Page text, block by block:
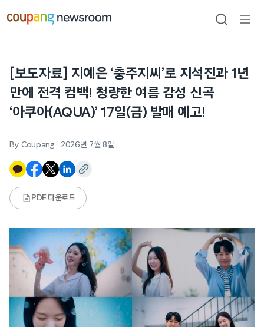
건너뛰기
검색
[보도자료] 지예은 ‘충주지씨’로 지석진과 1년
만에 전격 컴백! 청량한 여름 감성 신곡
‘아쿠아(AQUA)’ 17일(금) 발매 예고!
By Coupang · 2026년 7월 8일
PDF 다운로드